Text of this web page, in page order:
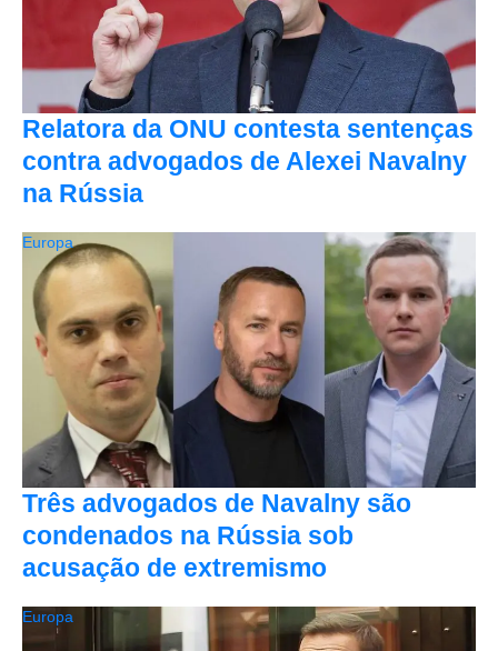
Relatora da ONU contesta sentenças
contra advogados de Alexei Navalny
na Rússia
Três advogados de Navalny são
condenados na Rússia sob
acusação de extremismo
Europa
Europa